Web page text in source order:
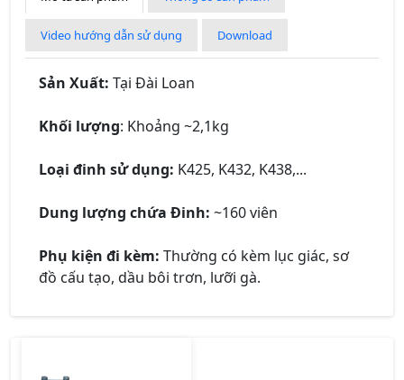
Video hướng dẫn sử dụng Download
Sản Xuất: Tại Đài Loan
Khối lượng: Khoảng ~2,1kg
Loại đinh sử dụng: K425, K432, K438,...
Dung lượng chứa Đinh: ~160 viên
Phụ kiện đi kèm: Thường có kèm lục giác, sơ
đồ cấu tạo, dầu bôi trơn, lưỡi gà.